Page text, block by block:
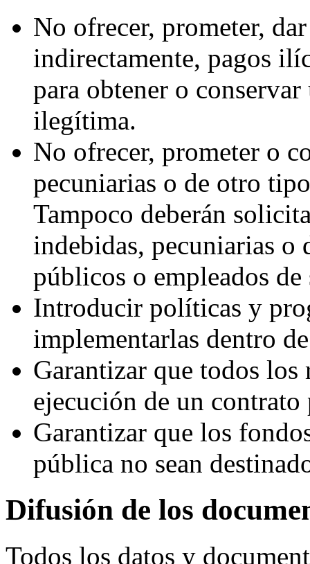
No ofrecer, prometer,
indirectamente, pagos
para obtener o
ilegítima.
No ofrecer, prometer o
pecuniarias o de otro
Tampoco deberán
indebidas, pecuniarias
públicos o empleados
Introducir políticas y
implementarlas dentro
Garantizar que todos los
ejecución de un
Garantizar que los
pública no sean
Difusión de los
Todos los datos y